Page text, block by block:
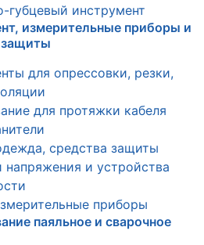
губцевый инструмент
измерительные приборы и
защиты
для опрессовки, резки,
для протяжки кабеля
средства защиты
напряжения и устройства
приборы
паяльное и сварочное